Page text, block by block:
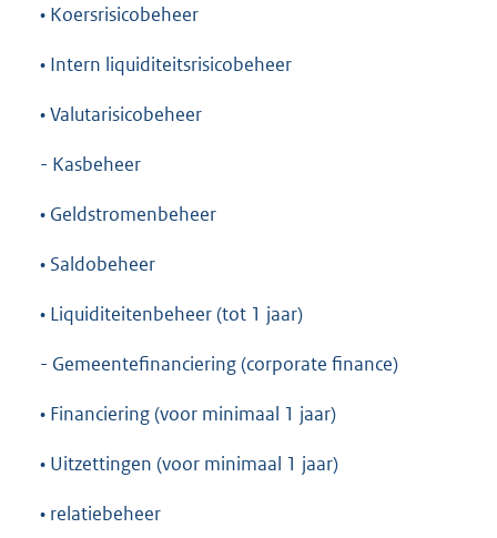
• Koersrisicobeheer
• Intern liquiditeitsrisicobeheer
• Valutarisicobeheer
- Kasbeheer
• Geldstromenbeheer
• Saldobeheer
• Liquiditeitenbeheer (tot 1 jaar)
- Gemeentefinanciering (corporate finance)
• Financiering (voor minimaal 1 jaar)
• Uitzettingen (voor minimaal 1 jaar)
• relatiebeheer